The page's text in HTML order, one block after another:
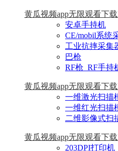
黄瓜视频app无限观看下
安卓手持机
CE/mobil系统
工业抗摔采集
巴枪
RF枪_RF手持
黄瓜视频app无限观看下
一维激光扫描
一维红光扫描
二维影像式扫
黄瓜视频app无限观看下
203DPI打印机